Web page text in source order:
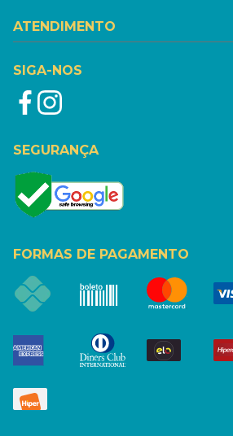
ATENDIMENTO
SIGA-NOS
SEGURANÇA
FORMAS DE PAGAMENTO